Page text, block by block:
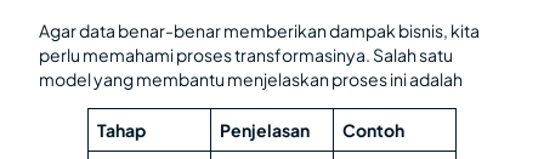
Agar data benar-benar memberikan dampak bisnis, kita
perlu memahami proses transformasinya. Salah satu
model yang membantu menjelaskan proses ini adalah
Tahap Penjelasan Contoh